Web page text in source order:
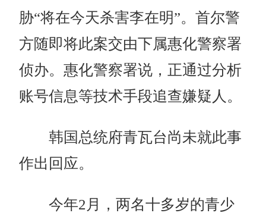
胁“将在今天杀害李在明”。首尔警
方随即将此案交由下属惠化警察署
侦办。惠化警察署说，正通过分析
账号信息等技术手段追查嫌疑人。
韩国总统府青瓦台尚未就此事
作出回应。
今年2月，两名十多岁的青少